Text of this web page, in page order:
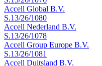
Accell Global B.V.
S.13/26/1080
Accell Nederland B.V.
S.13/26/1078
Accell Group Europe B.V.
S.13/26/1081
Accell Duitsland B.V.